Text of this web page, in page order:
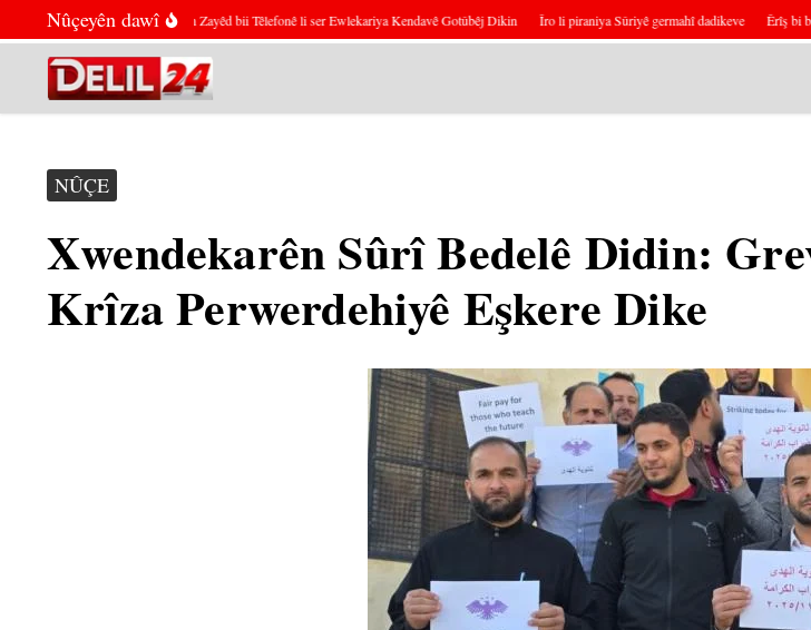
Skip to content
Nûçeyên dawî
Putin û Mihemed bin Zayêd bii Têlefonê li ser Ewlekariya Kendavê Gotûbêj Dikin Îro li piraniya Sûriyê germahî dadikeve Êrîş bi
NÛÇE
Xwendekarên Sûrî Bedelê Didin:
Krîza Perwerdehiyê Eşkere Dike